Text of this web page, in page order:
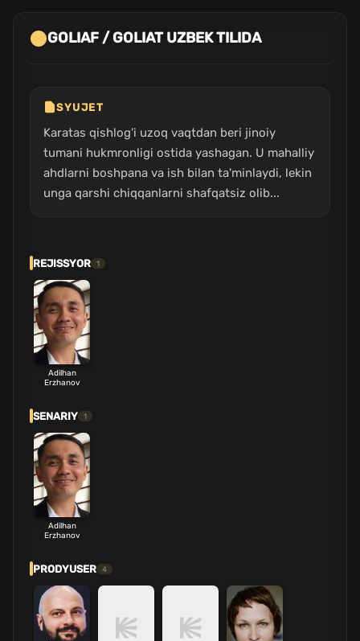
GOLIAF / GOLIAT UZBEK TILIDA
SYUJET
Karatas qishlog'i uzoq vaqtdan beri jinoiy
tumani hukmronligi ostida yashagan. U mahalliy
ahdlarni boshpana va ish bilan ta'minlaydi, lekin
unga qarshi chiqqanlarni shafqatsiz olib...
REJISSYOR 1
Adilhan
Erzhanov
SENARIY 1
Adilhan
Erzhanov
PRODYUSER 4